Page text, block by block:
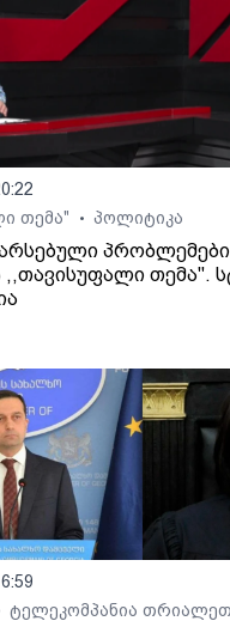
თემა"
• პოლიტიკა
პრობლემები
,,თავისუფალი თემა".
ტელეკომპანია